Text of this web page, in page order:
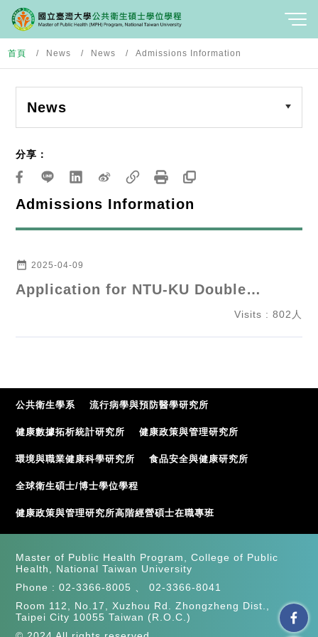
首頁 News News Admissions Information
News
Admissions Information
分享：
date_range 2025-04-09
Application for NTU-KU Double
Visits : 802人
公共衛生學系 流行病學與預防醫學研究所
健康數據拓析統計研究所 健康政策與管理研究所
環境與職業健康科學研究所 食品安全與健康研究所
全球衛生碩士/博士學位學程
健康政策與管理研究所高階經營碩士在職專班
Master of Public Health Program, College of Public
Health, National Taiwan University
Phone :02-3366-8005 、02-3366-8041
Room 112, No.17, Xuzhou Rd. Zhongzheng Dist.,
Taipei City 10055 Taiwan (R.O.C.)